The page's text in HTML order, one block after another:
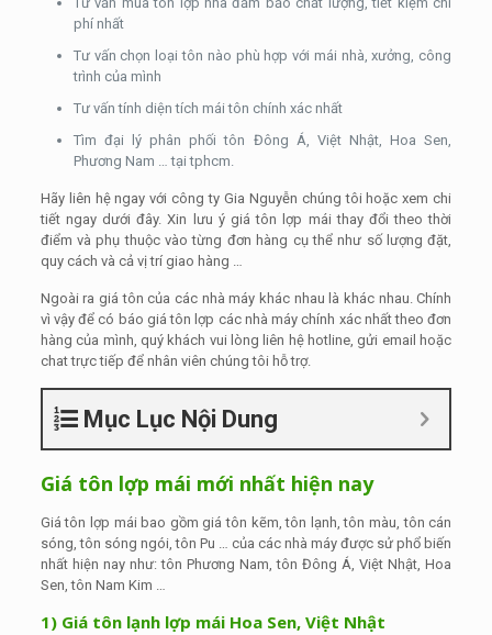
phí nhất
Tư vấn chọn loại tôn nào phù hợp với mái nhà, xưởng, công
trình của mình
Tư vấn tính diện tích mái tôn chính xác nhất
Tìm đại lý phân phối tôn Đông Á, Việt Nhật, Hoa Sen,
Phương Nam … tại tphcm.
Hãy liên hệ ngay với công ty Gia Nguyễn chúng tôi hoặc xem chi
tiết ngay dưới đây. Xin lưu ý giá tôn lợp mái thay đổi theo thời
điểm và phụ thuộc vào từng đơn hàng cụ thể như số lượng đặt,
quy cách và cả vị trí giao hàng …
Ngoài ra giá tôn của các nhà máy khác nhau là khác nhau. Chính
vì vậy để có báo giá tôn lợp các nhà máy chính xác nhất theo đơn
hàng của mình, quý khách vui lòng liên hệ hotline, gửi email hoặc
chat trực tiếp để nhân viên chúng tôi hỗ trợ.
Mục Lục Nội Dung
Giá tôn lợp mái mới nhất hiện nay
Giá tôn lợp mái bao gồm giá tôn kẽm, tôn lạnh, tôn màu, tôn cán
sóng, tôn sóng ngói, tôn Pu … của các nhà máy được sử phổ biến
nhất hiện nay như: tôn Phương Nam, tôn Đông Á, Việt Nhật, Hoa
Sen, tôn Nam Kim …
1) Giá tôn lạnh lợp mái Hoa Sen, Việt Nhật